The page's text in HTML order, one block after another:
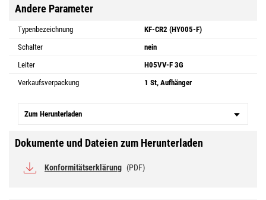
Andere Parameter
Typenbezeichnung
KF-CR2 (HY005-F)
Schalter
nein
Leiter
H05VV-F 3G
Verkaufsverpackung
1 St, Aufhänger
Zum Herunterladen
Dokumente und Dateien zum Herunterladen
Konformitätserklärung (PDF)